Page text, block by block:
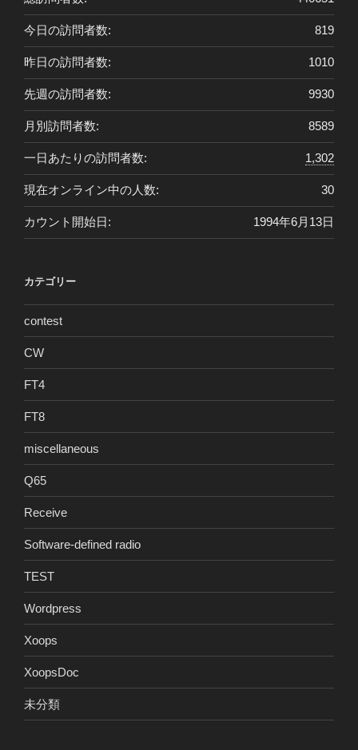
819
今日の訪問者数:
1010
昨日の訪問者数:
9930
先週の訪問者数:
8589
月別訪問者数:
1,302
一日あたりの訪問者数:
30
現在オンライン中の人数:
1994年6月13日
カウント開始日:
カテゴリー
contest
CW
FT4
FT8
miscellaneous
Q65
Receive
Software-defined radio
TEST
Wordpress
Xoops
XoopsDoc
未分類